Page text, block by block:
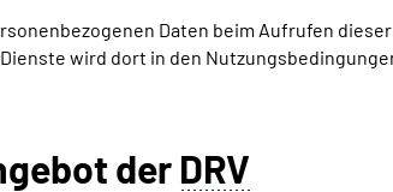
Daten beim Aufrufen
wird dort in den
der DRV